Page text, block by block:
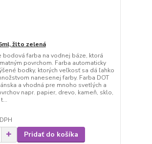
žlto zelená
bodová farba na vodnej báze, ktorá
povrchom. Farba automaticky
bodky, ktorých veľkosť sa dá ľahko
nanesenej farby. Farba DOT
a vhodná pre mnoho svetlých a
napr. papier, drevo, kameň, sklo,
Pridať do košíka